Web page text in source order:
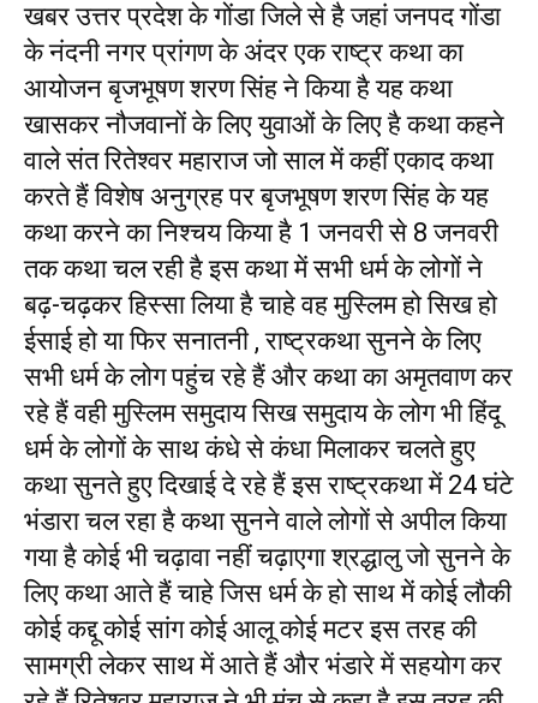
खबर उत्तर प्रदेश के गोंडा जिले से है जहां जनपद गोंडा
के नंदनी नगर प्रांगण के अंदर एक राष्ट्र कथा का
आयोजन बृजभूषण शरण सिंह ने किया है यह कथा
खासकर नौजवानों के लिए युवाओं के लिए है कथा कहने
वाले संत रितेश्वर महाराज जो साल में कहीं एकाद कथा
करते हैं विशेष अनुग्रह पर बृजभूषण शरण सिंह के यह
कथा करने का निश्चय किया है 1 जनवरी से 8 जनवरी
तक कथा चल रही है इस कथा में सभी धर्म के लोगों ने
बढ़-चढ़कर हिस्सा लिया है चाहे वह मुस्लिम हो सिख हो
ईसाई हो या फिर सनातनी , राष्ट्रकथा सुनने के लिए
सभी धर्म के लोग पहुंच रहे हैं और कथा का अमृतवाण कर
रहे हैं वही मुस्लिम समुदाय सिख समुदाय के लोग भी हिंदू
धर्म के लोगों के साथ कंधे से कंधा मिलाकर चलते हुए
कथा सुनते हुए दिखाई दे रहे हैं इस राष्ट्रकथा में 24 घंटे
भंडारा चल रहा है कथा सुनने वाले लोगों से अपील किया
गया है कोई भी चढ़ावा नहीं चढ़ाएगा श्रद्धालु जो सुनने के
लिए कथा आते हैं चाहे जिस धर्म के हो साथ में कोई लौकी
कोई कद्दू कोई सांग कोई आलू कोई मटर इस तरह की
सामग्री लेकर साथ में आते हैं और भंडारे में सहयोग कर